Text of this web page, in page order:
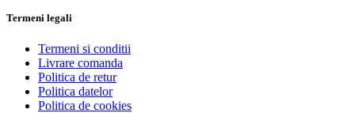
Termeni legali
Termeni si conditii
Livrare comanda
Politica de retur
Politica datelor
Politica de cookies